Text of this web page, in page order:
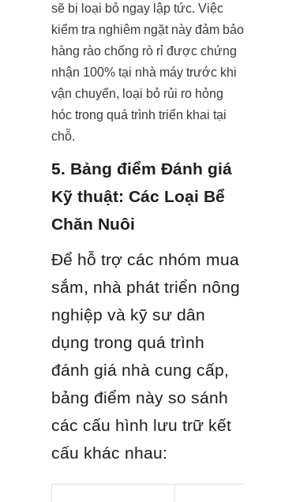
sẽ bị loại bỏ ngay lập tức. Việc
kiểm tra nghiêm ngặt này đảm bảo
hàng rào chống rò rỉ được chứng
nhận 100% tại nhà máy trước khi
vận chuyển, loại bỏ rủi ro hỏng
hóc trong quá trình triển khai tại
chỗ.
5. Bảng điểm Đánh giá
Kỹ thuật: Các Loại Bể
Chăn Nuôi
Để hỗ trợ các nhóm mua
sắm, nhà phát triển nông
nghiệp và kỹ sư dân
dụng trong quá trình
đánh giá nhà cung cấp,
bảng điểm này so sánh
các cấu hình lưu trữ kết
cấu khác nhau: